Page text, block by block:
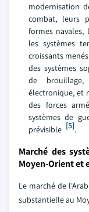
modernisation
combat, leurs
formes
les systèmes
croissants
des systèmes
de
électronique, et
des forces
systèmes de
prévisible [5].
Marché des
Moyen-Orient et
Le marché de
substantielle au